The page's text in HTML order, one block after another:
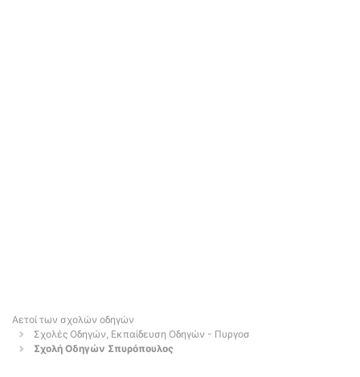
Αετοί των σχολών οδηγών
Σχολές Οδηγών, Εκπαίδευση Οδηγών - Πυργοσ
Σχολή Οδηγών Σπυρόπουλος